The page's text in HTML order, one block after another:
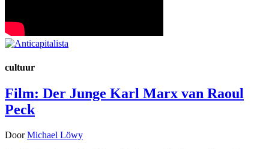
cultuur
Film: Der Junge Karl Marx van Raoul
Peck
DoorMichael Löwy